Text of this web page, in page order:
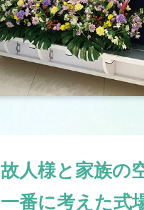
故人様と家族の
一番に考えた式